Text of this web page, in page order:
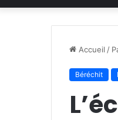
Accueil /
Béréchit